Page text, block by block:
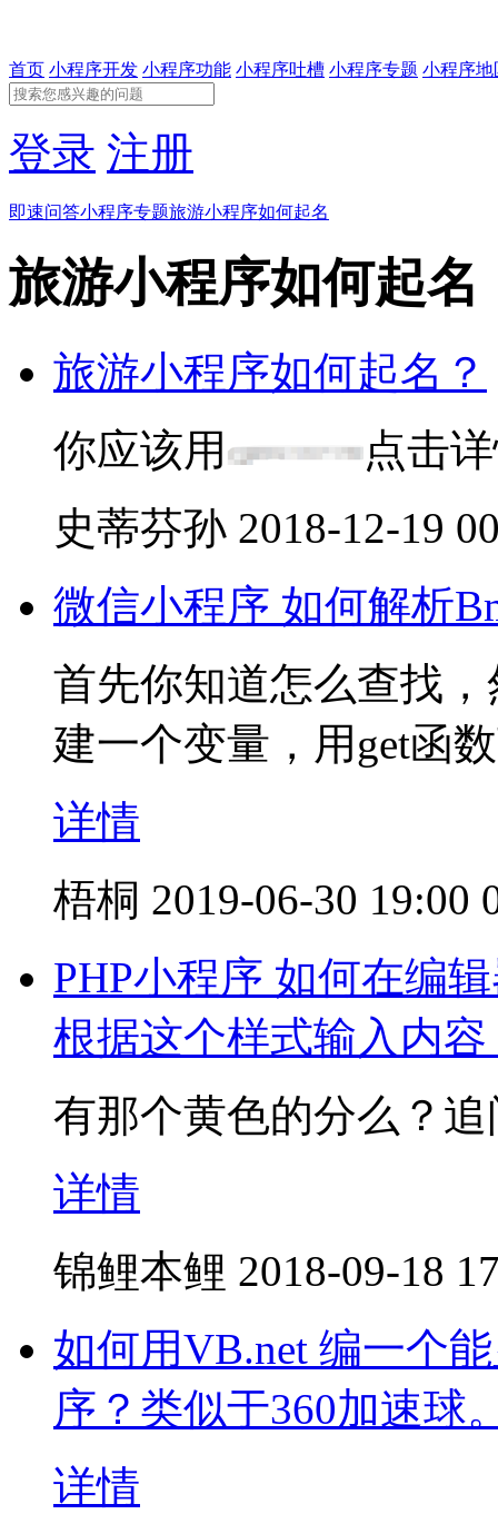
首页 小程序开发 小程序功能 小程序吐槽 小程序专题 小程序地
登录 注册
即速问答小程序专题旅游小程序如何起名
旅游小程序如何起名
旅游小程序如何起名？
你应该用
点击
史蒂芬孙 2018-12-19
微信小程序 如何解析
首先你知道怎么查找
建一个变量，用get函
详情
梧桐 2019-06-30 19:00
PHP小程序 如何在编
根据这个样式输入内容
有那个黄色的分么？追
详情
锦鲤本鲤 2018-09-18
如何用VB.net 编一个
序？类似于360加速球
详情